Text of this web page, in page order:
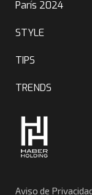
París 2024
STYLE
TIPS
TRENDS
Aviso de